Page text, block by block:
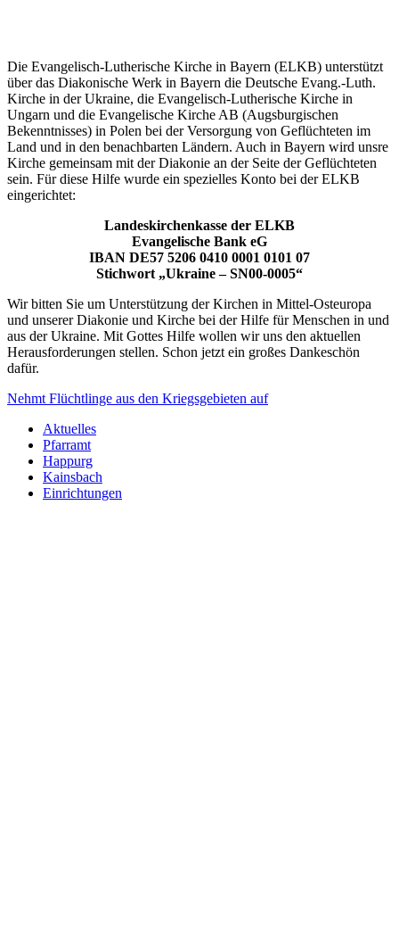
Die Evangelisch-Lutherische Kirche in Bayern (ELKB) unterstützt
über das Diakonische Werk in Bayern die Deutsche Evang.-Luth.
Kirche in der Ukraine, die Evangelisch-Lutherische Kirche in
Ungarn und die Evangelische Kirche AB (Augsburgischen
Bekenntnisses) in Polen bei der Versorgung von Geflüchteten im
Land und in den benachbarten Ländern. Auch in Bayern wird unsre
Kirche gemeinsam mit der Diakonie an der Seite der Geflüchteten
sein. Für diese Hilfe wurde ein spezielles Konto bei der ELKB
eingerichtet:
Landeskirchenkasse der ELKB
Evangelische Bank eG
IBAN DE57 5206 0410 0001 0101 07
Stichwort „Ukraine – SN00-0005“
Wir bitten Sie um Unterstützung der Kirchen in Mittel-Osteuropa
und unserer Diakonie und Kirche bei der Hilfe für Menschen in und
aus der Ukraine. Mit Gottes Hilfe wollen wir uns den aktuellen
Herausforderungen stellen. Schon jetzt ein großes Dankeschön
dafür.
Nehmt Flüchtlinge aus den Kriegsgebieten auf
Aktuelles
Pfarramt
Happurg
Kainsbach
Einrichtungen